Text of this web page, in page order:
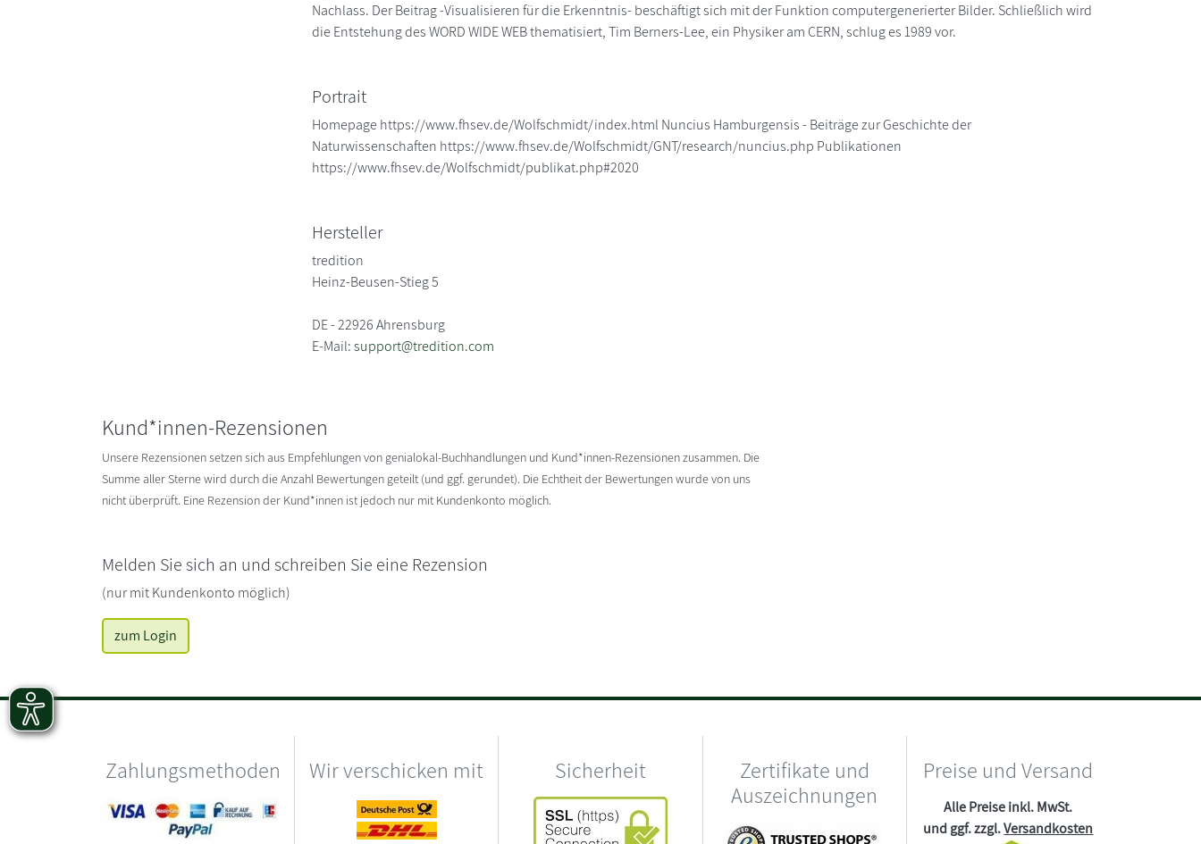
Nachlass. Der Beitrag -Visualisieren für die Erkenntnis- beschäftigt sich mit der Funktion computergenerierter Bilder. Schließlich wird
die Entstehung des WORD WIDE WEB thematisiert, Tim Berners-Lee, ein Physiker am CERN, schlug es 1989 vor.
Portrait
Homepage https://www.fhsev.de/Wolfschmidt/index.html Nuncius Hamburgensis - Beiträge zur Geschichte der
Naturwissenschaften https://www.fhsev.de/Wolfschmidt/GNT/research/nuncius.php Publikationen
https://www.fhsev.de/Wolfschmidt/publikat.php#2020
Hersteller
tredition
Heinz-Beusen-Stieg 5
DE - 22926 Ahrensburg
E-Mail:support@tredition.com
Kund*innen-Rezensionen
Unsere Rezensionen setzen sich aus Empfehlungen von genialokal-Buchhandlungen und Kund*innen-Rezensionen zusammen. Die
Summe aller Sterne wird durch die Anzahl Bewertungen geteilt (und ggf. gerundet). Die Echtheit der Bewertungen wurde von uns
nicht überprüft. Eine Rezension der Kund*innen ist jedoch nur mit Kundenkonto möglich.
Melden Sie sich an und schreiben Sie eine Rezension
(nur mit Kundenkonto möglich)
zum Login
Zahlungsmethoden Wir verschicken mit Sicherheit
Zertifikate und
Auszeichnungen
Preise und Versand
Alle Preise inkl. MwSt.
und ggf. zzgl.Versandkosten